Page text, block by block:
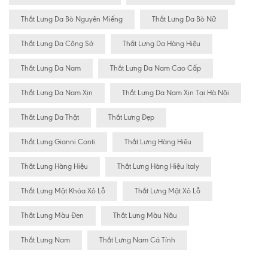
Thắt Lưng Da Bò Nguyên Miếng Thắt Lưng Da Bò Nữ
Thắt Lưng Da Công Sở Thắt Lưng Da Hàng Hiệu
Thắt Lưng Da Nam Thắt Lưng Da Nam Cao Cấp
Thắt Lưng Da Nam Xịn Thắt Lưng Da Nam Xịn Tại Hà Nội
Thắt Lưng Da Thật Thắt Lưng Đẹp
Thắt Lưng Gianni Conti Thắt Lưng Hàng Hiêu
Thắt Lưng Hàng Hiệu Thắt Lưng Hàng Hiệu Italy
Thắt Lưng Mặt Khóa Xỏ Lỗ Thắt Lưng Mặt Xỏ Lỗ
Thắt Lưng Màu Đen Thắt Lưng Màu Nâu
Thắt Lưng Nam Thắt Lưng Nam Cá Tính